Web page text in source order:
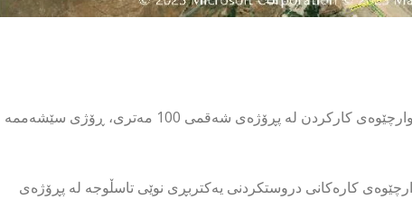
سەرۆکایەتی شارەوانی سلێمانی لە ئاگادارییەکدا ڕایگەیاند، لە چوارچێوەی کارکردن لە پڕۆژەی شەقمی 100 مەتری، ڕۆژی سێشەممە
کارەکانی دروستکردنی یەکتربڕی نوێی تاسڵوجە لە پڕۆژەی